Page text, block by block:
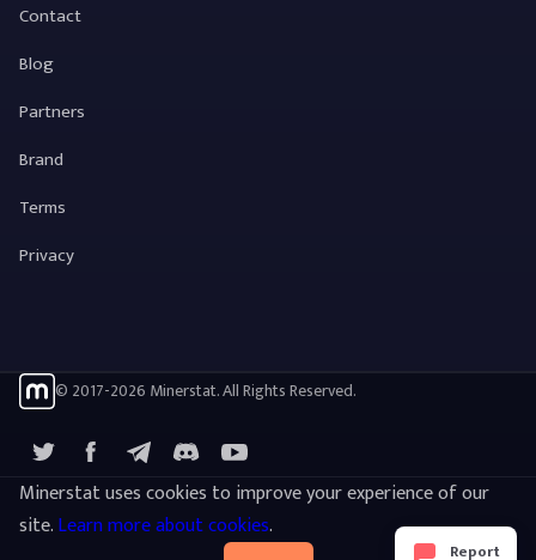
Report
Contact
Blog
Partners
Brand
Terms
Privacy
© 2017-2026 Minerstat. All Rights Reserved.
FacebookTelegramYouTube
Minerstat uses cookies to improve your experience of our
site.Learn more about cookies.